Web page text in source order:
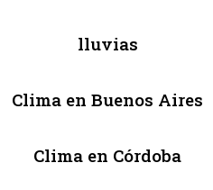
lluvias
Clima en Buenos Aires
Clima en Córdoba